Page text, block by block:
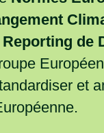
de
et